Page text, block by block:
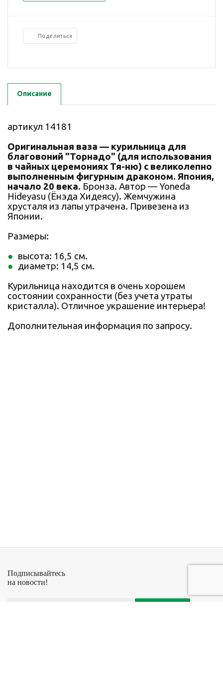
Поделиться
Описание
артикул 14181
Оригинальная ваза — курильница для
благовоний "Торнадо" (для использования
в чайных церемониях Тя-ню) с великолепно
выполненным фигурным драконом. Япония,
начало 20 века. Бронза. Автор — Yoneda
Hideyasu (Ёнэда Хидеясу). Жемчужина
хрусталя из лапы утрачена. Привезена из
Японии.
Размеры:
высота: 16,5 см.
диаметр: 14,5 см.
Курильница находится в очень хорошем
состоянии сохранности (без учета утраты
кристалла). Отличное украшение интерьера!
Дополнительная информация по запросу.
Подписывайтесь
на новости!